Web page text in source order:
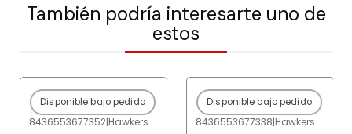
También podría interesarte uno de
estos
-80%OFF
Agotado
Disponible bajo pedido
8436553677352|Hawkers
-80%OFF
Agotado
Disponible bajo pedido
8436553677338|Hawkers